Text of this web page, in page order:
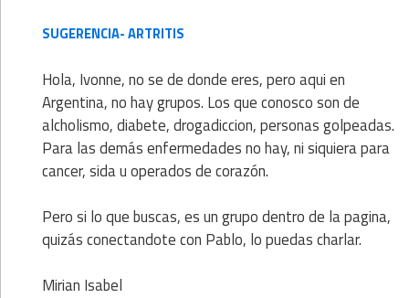
SUGERENCIA- ARTRITIS
Hola, Ivonne, no se de donde eres, pero aqui en
Argentina, no hay grupos. Los que conosco son de
alcholismo, diabete, drogadiccion, personas golpeadas.
Para las demás enfermedades no hay, ni siquiera para
cancer, sida u operados de corazón.
Pero si lo que buscas, es un grupo dentro de la pagina,
quizás conectandote con Pablo, lo puedas charlar.
Mirian Isabel